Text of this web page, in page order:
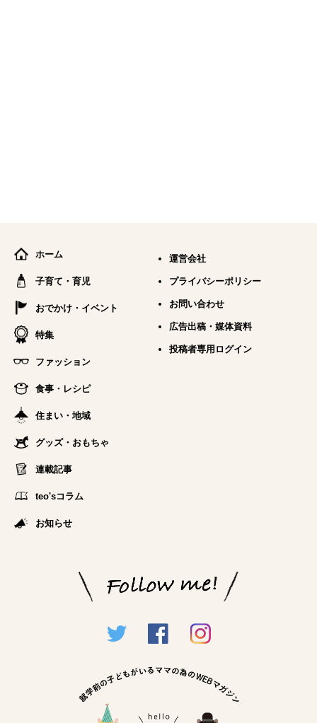
ホーム
子育て・育児
おでかけ・イベント
特集
ファッション
食事・レシピ
住まい・地域
グッズ・おもちゃ
連載記事
teo'sコラム
お知らせ
運営会社
プライバシーポリシー
お問い合わせ
広告出稿・媒体資料
投稿者専用ログイン